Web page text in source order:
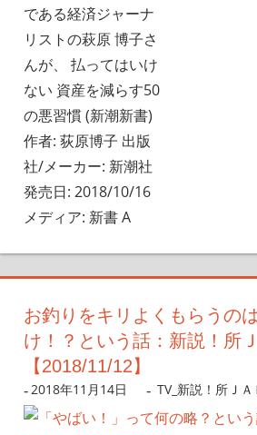
である経済ジャーナ
リストの萩原 博子さ
んが、 払ってはいけ
ない 資産を減らす50
の悪習慣 (新潮新書)
作者: 荻原博子 出版
社/メーカー: 新潮社
発売日: 2018/10/16
メディア: 新書 A
お釣りをキリよくもらうの
け！？という話：新説！所
【2018/11/12】
2018年11月14日 nanigoto
TV_新説！所ＪＡ